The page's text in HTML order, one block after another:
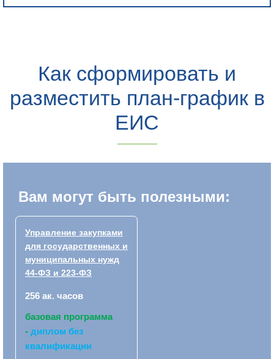
Как сформировать и
разместить план-график в
ЕИС
Вам могут быть полезными:
Управление закупками
для государственных и
муниципальных нужд
44-ФЗ и 223-ФЗ
256 ак. часов
базовая программа
- диплом без
квалификации